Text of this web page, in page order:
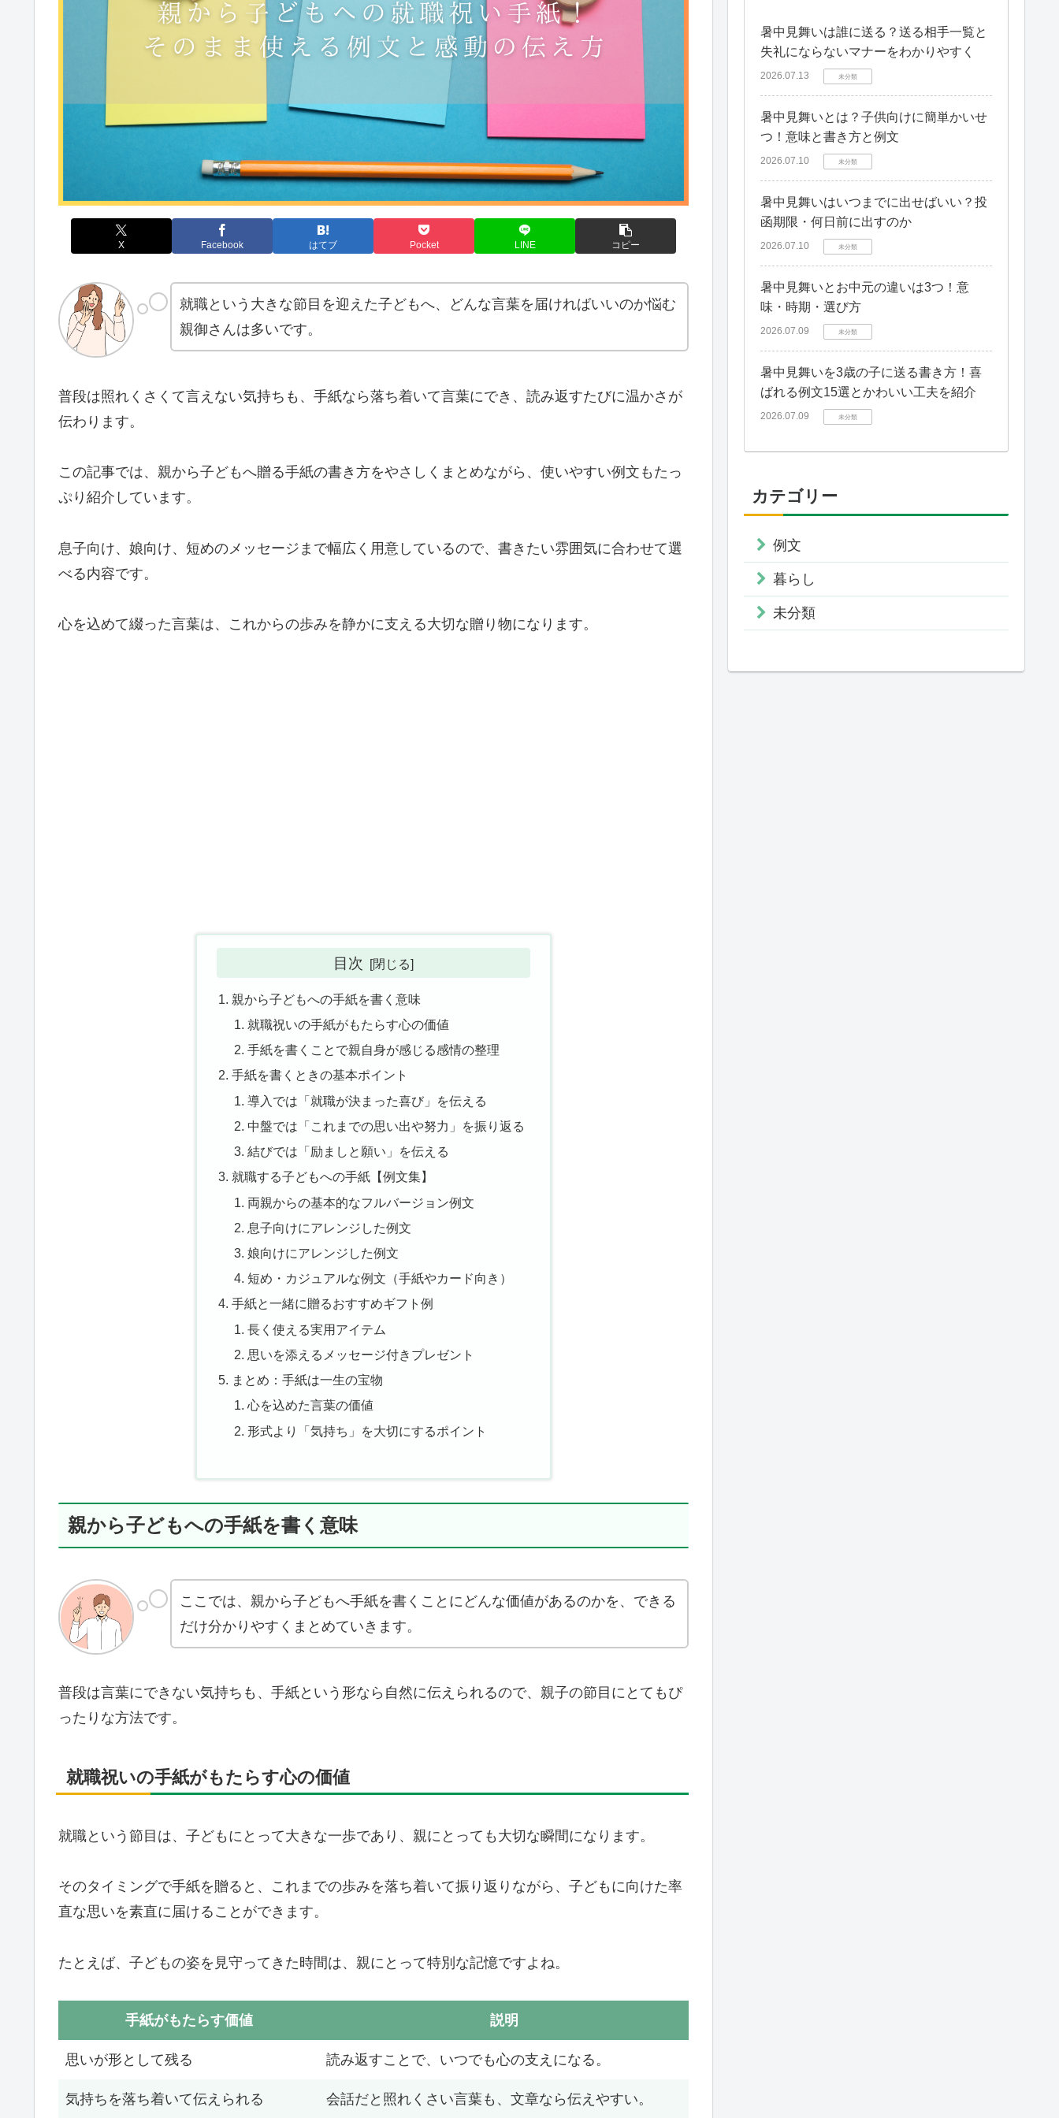
X Facebook はてブ Pocket LINE コピー
就職という大きな節目を迎えた子どもへ、どんな言葉を届ければいいのか悩む
親御さんは多いです。
普段は照れくさくて言えない気持ちも、手紙なら落ち着いて言葉にでき、読み返すたびに温かさが
伝わります。
この記事では、親から子どもへ贈る手紙の書き方をやさしくまとめながら、使いやすい例文もたっ
ぷり紹介しています。
息子向け、娘向け、短めのメッセージまで幅広く用意しているので、書きたい雰囲気に合わせて選
べる内容です。
心を込めて綴った言葉は、これからの歩みを静かに支える大切な贈り物になります。
目次
親から子どもへの手紙を書く意味
就職祝いの手紙がもたらす心の価値
手紙を書くことで親自身が感じる感情の整理
手紙を書くときの基本ポイント
導入では「就職が決まった喜び」を伝える
中盤では「これまでの思い出や努力」を振り返る
結びでは「励ましと願い」を伝える
就職する子どもへの手紙【例文集】
両親からの基本的なフルバージョン例文
息子向けにアレンジした例文
娘向けにアレンジした例文
短め・カジュアルな例文（手紙やカード向き）
手紙と一緒に贈るおすすめギフト例
長く使える実用アイテム
思いを添えるメッセージ付きプレゼント
まとめ：手紙は一生の宝物
心を込めた言葉の価値
形式より「気持ち」を大切にするポイント
親から子どもへの手紙を書く意味
ここでは、親から子どもへ手紙を書くことにどんな価値があるのかを、できる
だけ分かりやすくまとめていきます。
普段は言葉にできない気持ちも、手紙という形なら自然に伝えられるので、親子の節目にとてもぴ
ったりな方法です。
就職祝いの手紙がもたらす心の価値
就職という節目は、子どもにとって大きな一歩であり、親にとっても大切な瞬間になります。
そのタイミングで手紙を贈ると、これまでの歩みを落ち着いて振り返りながら、子どもに向けた率
直な思いを素直に届けることができます。
たとえば、子どもの姿を見守ってきた時間は、親にとって特別な記憶ですよね。
手紙がもたらす価値 説明
思いが形として残る 読み返すことで、いつでも心の支えになる。
気持ちを落ち着いて伝えられる 会話だと照れくさい言葉も、文章なら伝えやすい。
暑中見舞いは誰に送る？送る相手一覧と
失礼にならないマナーをわかりやすく
2026.07.13 未分類
暑中見舞いとは？子供向けに簡単かいせ
つ！意味と書き方と例文
2026.07.10 未分類
暑中見舞いはいつまでに出せばいい？投
函期限・何日前に出すのか
2026.07.10 未分類
暑中見舞いとお中元の違いは3つ！意
味・時期・選び方
2026.07.09 未分類
暑中見舞いを3歳の子に送る書き方！喜
ばれる例文15選とかわいい工夫を紹介
2026.07.09 未分類
カテゴリー
例文
暮らし
未分類